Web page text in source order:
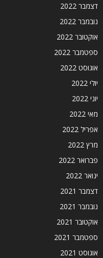
דצמבר 2022
נובמבר 2022
אוקטובר 2022
ספטמבר 2022
אוגוסט 2022
יולי 2022
יוני 2022
מאי 2022
אפריל 2022
מרץ 2022
פברואר 2022
ינואר 2022
דצמבר 2021
נובמבר 2021
אוקטובר 2021
ספטמבר 2021
אוגוסט 2021